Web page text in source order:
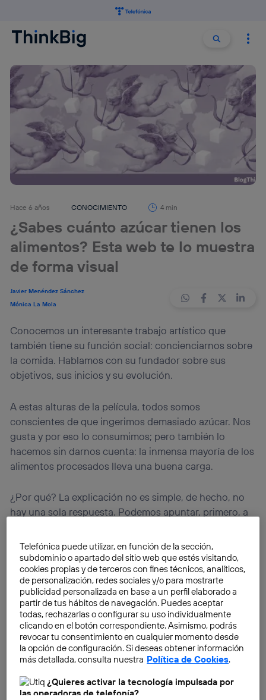
Buscar
Hace 6 años CONOCIMIENTO 4 min
¿Sabes cuánto azúcar tienen los
alimentos? Esta web te lo muestra
de forma visual
Javier Menéndez Sánchez
Mónica La Mola
Conocemos un interesante trabajo artístico que
también tiene su función social: concienciarnos sobre
la comida. Hablamos con su fundador sobre sus
objetivos, sus inicios y su evolución.
A estas alturas de la película, todos somos
conscientes de que ingerimos demasiado azúcar. Nos
gusta y por eso lo consumimos; pero también lo
hacemos sin darnos cuenta: la inmensa mayoría de los
alimentos procesados lleva una buena carga.
¿Por qué? La explicación no es simple, de hecho, no
hay una sola respuesta. Podemos apuntar, primero, a
industria alimenticia no lo añadiría con tanto
entusiasmo. Pero, ¿de qué sirve que sea barato si no
convence a los consumidores?
Telefónica puede utilizar, en función de la sección,
subdominio o apartado del sitio web que estés visitando,
cookies propias y de terceros con fines técnicos, analíticos,
de personalización, redes sociales y/o para mostrarte
publicidad personalizada en base a un perfil elaborado a
partir de tus hábitos de navegación. Puedes aceptar
todas, rechazarlas o configurar su uso individualmente
clicando en el botón correspondiente. Asimismo, podrás
revocar tu consentimiento en cualquier momento desde
la opción de configuración. Si deseas obtener información
más detallada, consulta nuestra Política de Cookies.
¿Quieres activar la tecnología impulsada por
las operadoras de telefonía?